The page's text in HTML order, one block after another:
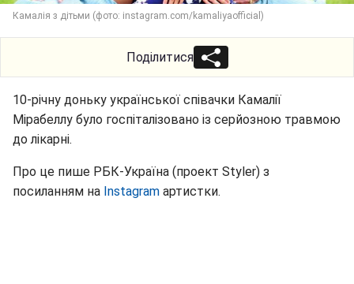
Камалія з дітьми (фото: instagram.com/kamaliyaofficial)
Поділитися
10-річну доньку української співачки Камалії
Мірабеллу було госпіталізовано із серйозною травмою
до лікарні.
Про це пише РБК-Україна (проект Styler) з
посиланням на Instagram артистки.